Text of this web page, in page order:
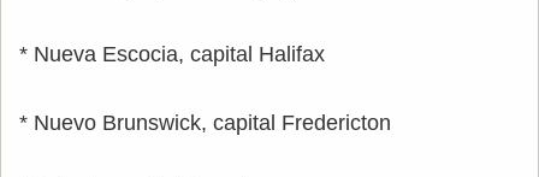
* Nueva Escocia, capital Halifax
* Nuevo Brunswick, capital Fredericton